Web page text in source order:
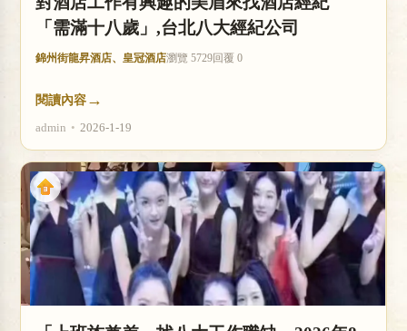
「需滿十八歲」,台北八大經紀公司
錦州街龍昇酒店、皇冠酒店瀏覽 5729回覆 0
閱讀內容 →
admin • 2026-1-19